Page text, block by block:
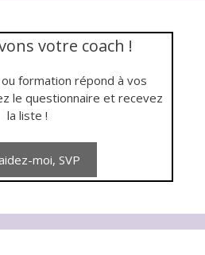
votre coach !
formation répond à vos
le questionnaire et recevez
la liste !